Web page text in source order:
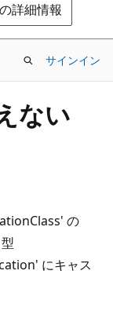
詳細情報
サインイン
ない
の
にキャス